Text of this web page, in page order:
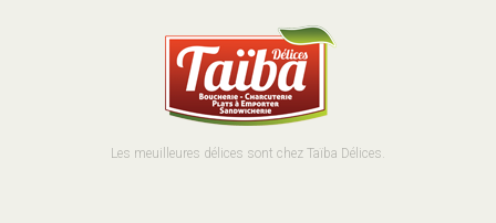
Les meuilleures délices sont chez Taïba Délices.